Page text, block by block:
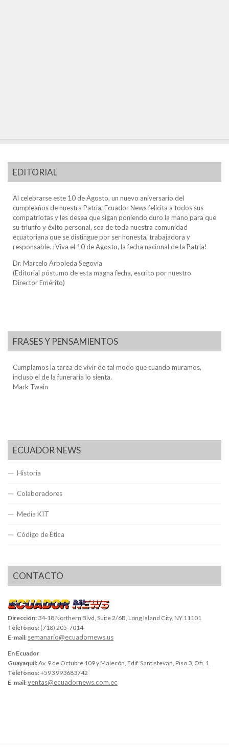
EDITORIAL
Al celebrarse este 10 de Agosto, un nuevo aniversario del
cumpleaños de nuestra Patria, Ecuador News felicita a todos sus
compatriotas y les desea que sigan poniendo duro la mano para que
su triunfo y éxito personal, sea de toda nuestra comunidad
ecuatoriana que se distingue por ser honesta, trabajadora y
responsable. ¡Viva el 10 de Agosto, la fecha nacional de la Patria!
Dr. Marcelo Arboleda Segovia
(Editorial póstumo de esta magna fecha, escrito por nuestro
Director Emérito)
FRASES Y PENSAMIENTOS
Cumplamos la tarea de vivir de tal modo que cuando muramos,
incluso el de la funeraria lo sienta.
Mark Twain
ECUADOR NEWS
Historia
Colaboradores
Media KIT
Código de Ética
CONTACTO
Dirección: 34-18 Northern Blvd, Suite 2/6B, Long Island City, NY 11101
Teléfonos: (718) 205-7014
E-mail: semanario@ecuadornews.us
En Ecuador
Guayaquil:Av. 9 de Octubre 109 y Malecón, Edif. Santistevan, Piso 3, Ofi. 1
Teléfonos:+593 993683742
E-mail:ventas@ecuadornews.com.ec